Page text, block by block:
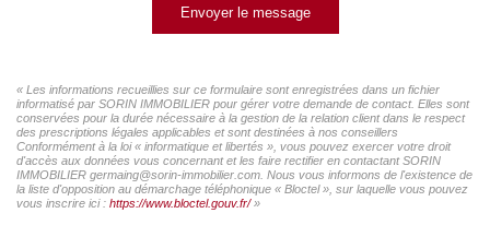
Envoyer le message
« Les informations recueillies sur ce formulaire sont enregistrées dans un fichier
informatisé par SORIN IMMOBILIER pour gérer votre demande de contact. Elles sont
conservées pour la durée nécessaire à la gestion de la relation client dans le respect
des prescriptions légales applicables et sont destinées à nos conseillers
Conformément à la loi « informatique et libertés », vous pouvez exercer votre droit
d'accès aux données vous concernant et les faire rectifier en contactant SORIN
IMMOBILIER germaing@sorin-immobilier.com. Nous vous informons de l'existence de
la liste d'opposition au démarchage téléphonique « Bloctel », sur laquelle vous pouvez
vous inscrire ici : https://www.bloctel.gouv.fr/»